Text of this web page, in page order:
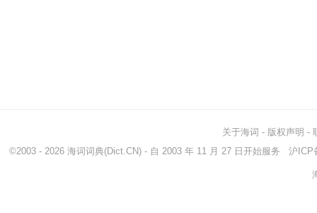
关于海词 - 版权声明 -
©2003 - 2026 海词词典(Dict.CN) - 自 2003 年 11 月 27 日开始服务 沪ICP